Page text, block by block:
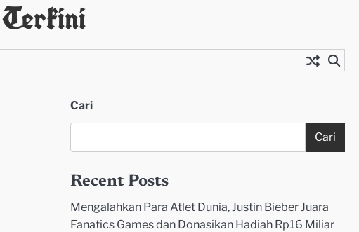
Cari
Cari
Recent Posts
Mengalahkan Para Atlet Dunia, Justin Bieber Juara
Fanatics Games dan Donasikan Hadiah Rp16 Miliar